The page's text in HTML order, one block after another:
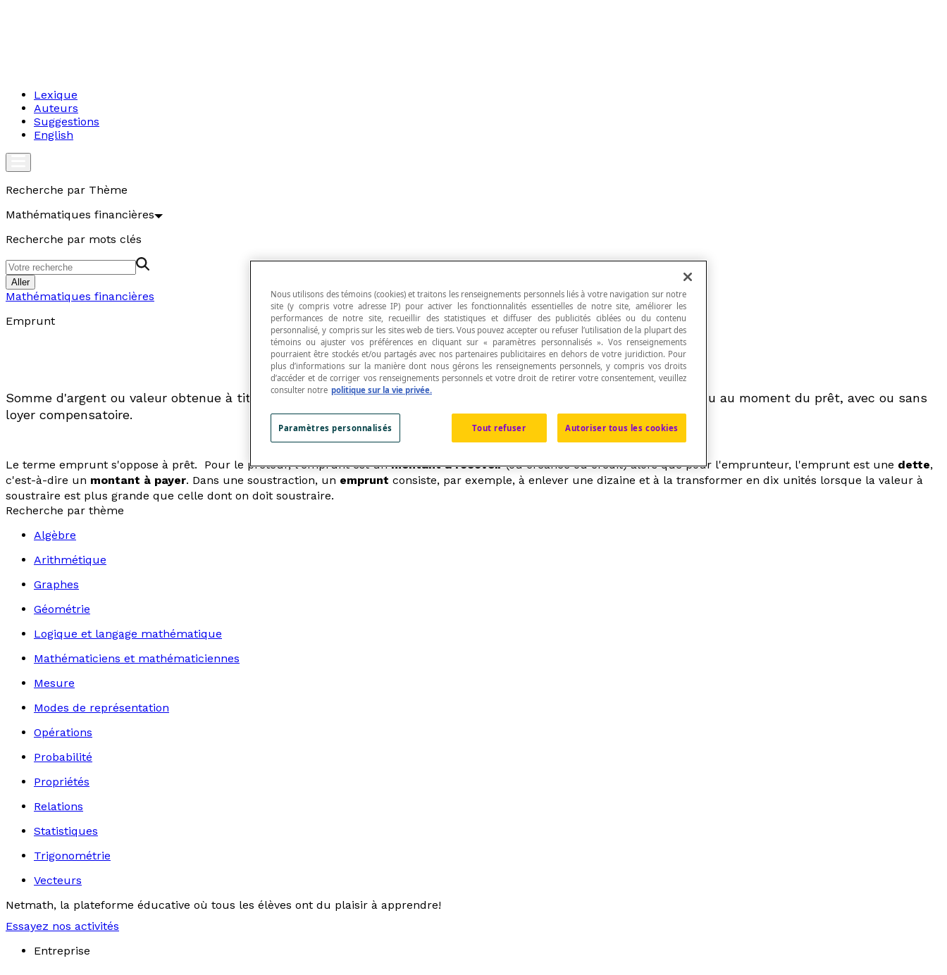
Lexique
Auteurs
Suggestions
English
Recherche par Thème
Mathématiques financières
Recherche par mots clés
Aller
Mathématiques financières
Emprunt
Somme d'argent ou valeur obtenue à titre de prêt, c'est-à-dire devant être rendue après un certain temps convenu au moment du prêt, avec ou sans
loyer compensatoire.
Le terme emprunt s'oppose à prêt. Pour le prêteur, l'emprunt est unmontant à recevoir(ou créance ou crédit) alors que pour l'emprunteur, l'emprunt est une dette,
c'est-à-dire un montant à payer. Dans une soustraction, un emprunt consiste, par exemple, à enlever une dizaine et à la transformer en dix unités lorsque la valeur à
soustraire est plus grande que celle dont on doit soustraire.
Recherche par thème
Algèbre
Arithmétique
Graphes
Géométrie
Logique et langage mathématique
Mathématiciens et mathématiciennes
Mesure
Modes de représentation
Opérations
Probabilité
Propriétés
Relations
Statistiques
Trigonométrie
Vecteurs
Netmath, la plateforme éducative où tous les élèves ont du plaisir à apprendre!
Essayez nos activités
Entreprise
Nous utilisons des témoins (cookies) et traitons les renseignements personnels liés à votre navigation sur notre
site (y compris votre adresse IP) pour activer les fonctionnalités essentielles de notre site, améliorer les
performances de notre site, recueillir des statistiques et diffuser des publicités ciblées ou du contenu
personnalisé, y compris sur les sites web de tiers. Vous pouvez accepter ou refuser l’utilisation de la plupart des
témoins ou ajuster vos préférences en cliquant sur « paramètres personnalisés ». Vos renseignements
pourraient être stockés et/ou partagés avec nos partenaires publicitaires en dehors de votre juridiction. Pour
plus d’informations sur la manière dont nous gérons les renseignements personnels, y compris vos droits
d’accéder et de corriger vos renseignements personnels et votre droit de retirer votre consentement, veuillez
consulter notre politique sur la vie privée.
Tout refuser Autoriser tous les cookies
Paramètres personnalisés